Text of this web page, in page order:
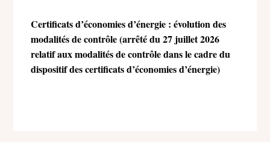
Certificats d’économies d’énergie : évolution des
modalités de contrôle (arrêté du 27 juillet 2026
relatif aux modalités de contrôle dans le cadre du
dispositif des certificats d’économies d’énergie)